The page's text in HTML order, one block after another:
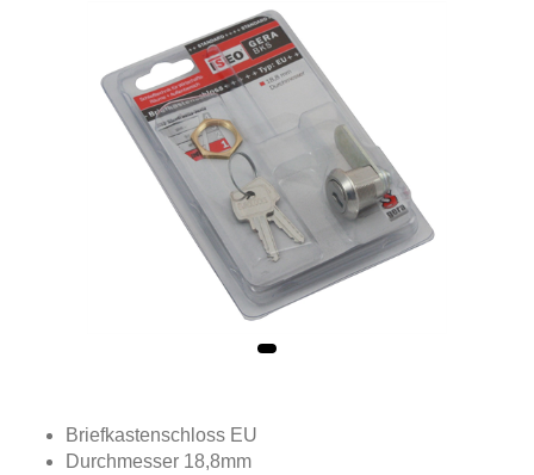
Briefkastenschloss EU
Durchmesser 18,8mm